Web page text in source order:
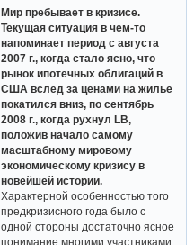
Мир пребывает в кризисе.
Текущая ситуация в чем-то
напоминает период с августа
2007 г., когда стало ясно, что
рынок ипотечных облигаций в
США вслед за ценами на жилье
покатился вниз, по сентябрь
2008 г., когда рухнул LB,
положив начало самому
масштабному мировому
экономическому кризису в
новейшей истории.
Характерной особенностью того
предкризисного года было с
одной стороны достаточно ясное
понимание многими участниками